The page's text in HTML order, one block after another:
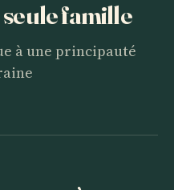
famille
à une principauté